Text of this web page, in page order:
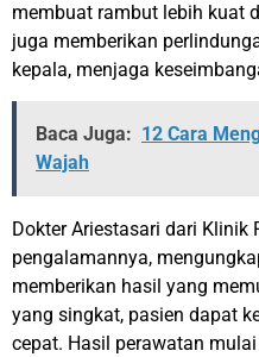
membuat rambut lebih kuat
juga memberikan
kepala, menjaga
Baca Juga: 12 Cara
Wajah
Dokter Ariestasari dari Klinik
pengalamannya,
memberikan hasil yang
yang singkat, pasien dapat
cepat. Hasil perawatan